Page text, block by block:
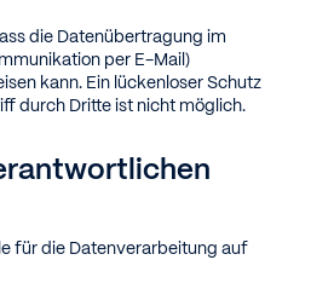
die Datenübertragung im
per E-Mail)
kann. Ein lückenloser Schutz
durch Dritte ist nicht möglich.
für die Datenverarbeitung auf